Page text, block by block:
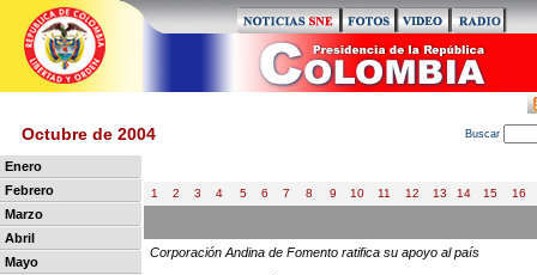
Octubre de 2004 Buscar
Enero
Febrero
Marzo
Abril
Mayo
1 2 3 4 5 6 7 8 9 10 11 12 13 14 15 16
Corporación Andina de Fomento ratifica su apoyo al país